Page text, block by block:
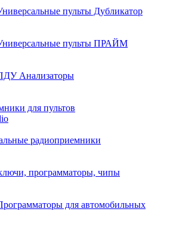
пульты Дубликатор
пульты ПРАЙМ
Анализаторы
для пультов
радиоприемники
программаторы, чипы
для автомобильных